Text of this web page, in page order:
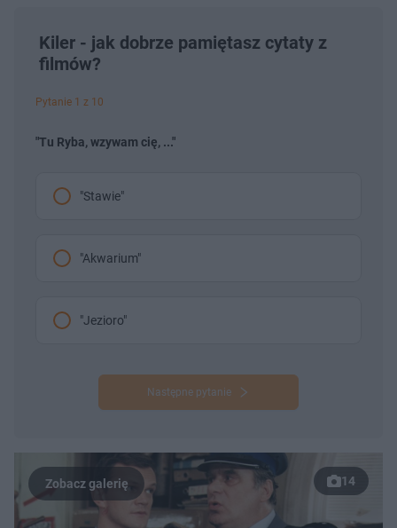
Kiler - jak dobrze pamiętasz cytaty z
filmów?
Pytanie 1 z 10
"Tu Ryba, wzywam cię, ..."
"Stawie"
"Akwarium"
"Jezioro"
Następne pytanie
14